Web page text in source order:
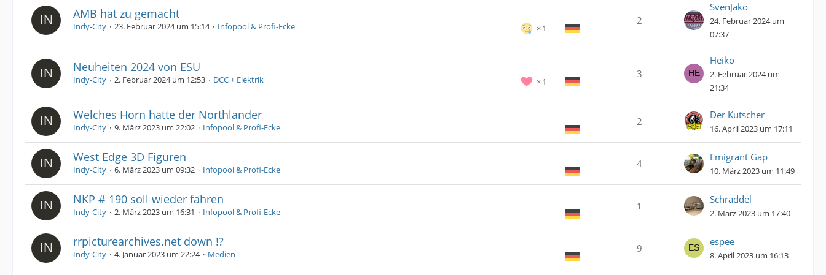
AMB hat zu gemacht
1
Indy-City 23. Februar 2024 um 15:14 Infopool & Profi-Ecke 2
SvenJako
24. Februar 2024 um
07:37
Neuheiten 2024 von ESU
1
Indy-City 2. Februar 2024 um 12:53 DCC + Elektrik 3
Heiko
2. Februar 2024 um
21:34
Welches Horn hatte der Northlander
Indy-City 9. März 2023 um 22:02 Infopool & Profi-Ecke 2
Der Kutscher
16. April 2023 um 17:11
West Edge 3D Figuren
Indy-City 6. März 2023 um 09:32 Infopool & Profi-Ecke 4
Emigrant Gap
10. März 2023 um 11:49
NKP # 190 soll wieder fahren
Indy-City 2. März 2023 um 16:31 Infopool & Profi-Ecke 1
Schraddel
2. März 2023 um 17:40
rrpicturearchives.net down !?
Indy-City 4. Januar 2023 um 22:24 Medien 9
espee
8. April 2023 um 16:13